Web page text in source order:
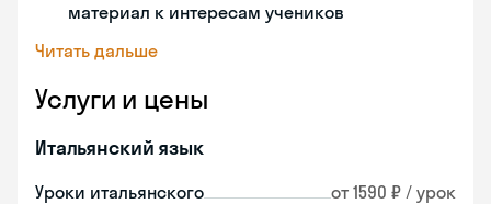
материал к интересам учеников
Читать дальше
Услуги и цены
Итальянский язык
Уроки итальянского от 1590 ₽ / урок